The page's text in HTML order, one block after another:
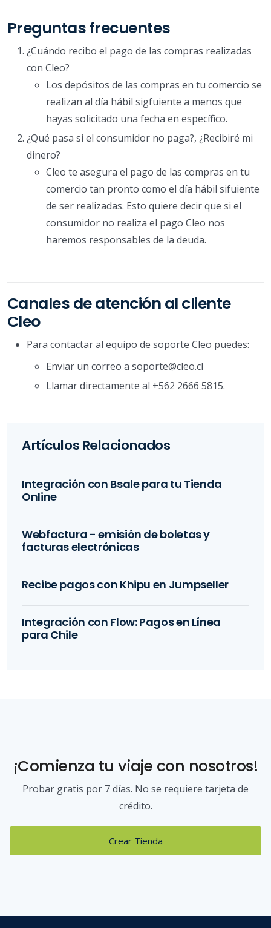
Preguntas frecuentes
¿Cuándo recibo el pago de las compras realizadas
con Cleo?
Los depósitos de las compras en tu comercio se
realizan al día hábil sigfuiente a menos que
hayas solicitado una fecha en específico.
¿Qué pasa si el consumidor no paga?, ¿Recibiré mi
dinero?
Cleo te asegura el pago de las compras en tu
comercio tan pronto como el día hábil sifuiente
de ser realizadas. Esto quiere decir que si el
consumidor no realiza el pago Cleo nos
haremos responsables de la deuda.
Canales de atención al cliente
Cleo
Para contactar al equipo de soporte Cleo puedes:
Enviar un correo a soporte@cleo.cl
Llamar directamente al +562 2666 5815.
Artículos Relacionados
Integración con Bsale para tu Tienda
Online
Webfactura - emisión de boletas y
facturas electrónicas
Recibe pagos con Khipu en Jumpseller
Integración con Flow: Pagos en Línea
para Chile
¡Comienza tu viaje con nosotros!
Probar gratis por 7 días. No se requiere tarjeta de
crédito.
Crear Tienda